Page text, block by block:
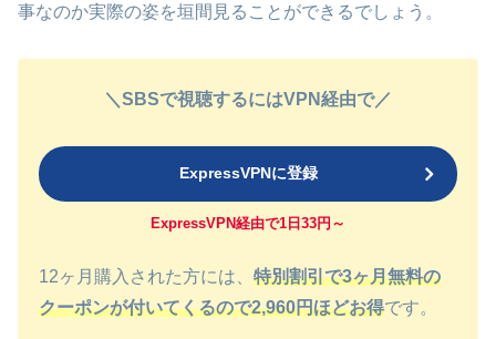
事なのか実際の姿を垣間見ることができるでしょう。
＼SBSで視聴するにはVPN経由で／
ExpressVPNに登録
ExpressVPN経由で1日33円～
12ヶ月購入された方には、 特別割引で3ヶ月無料の
クーポンが付いてくるので2,960円ほどお得です。